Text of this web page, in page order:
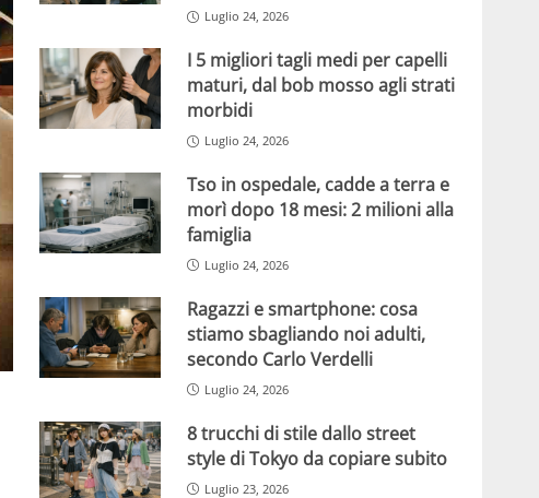
Luglio 24, 2026
I 5 migliori tagli medi per capelli
maturi, dal bob mosso agli strati
morbidi
Luglio 24, 2026
Tso in ospedale, cadde a terra e
morì dopo 18 mesi: 2 milioni alla
famiglia
Luglio 24, 2026
Ragazzi e smartphone: cosa
stiamo sbagliando noi adulti,
secondo Carlo Verdelli
Luglio 24, 2026
8 trucchi di stile dallo street
style di Tokyo da copiare subito
Luglio 23, 2026